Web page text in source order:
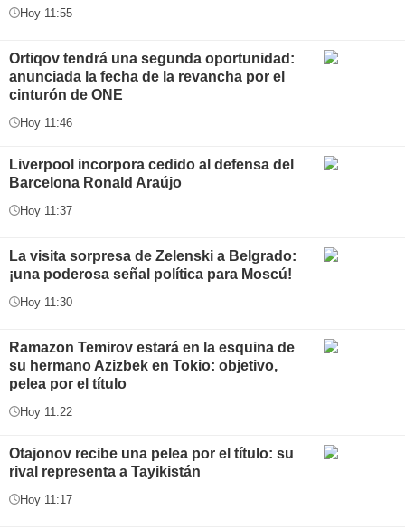
Hoy 11:55
Ortiqov tendrá una segunda oportunidad:
anunciada la fecha de la revancha por el
cinturón de ONE
Hoy 11:46
Liverpool incorpora cedido al defensa del
Barcelona Ronald Araújo
Hoy 11:37
La visita sorpresa de Zelenski a Belgrado:
¡una poderosa señal política para Moscú!
Hoy 11:30
Ramazon Temirov estará en la esquina de
su hermano Azizbek en Tokio: objetivo,
pelea por el título
Hoy 11:22
Otajonov recibe una pelea por el título: su
rival representa a Tayikistán
Hoy 11:17